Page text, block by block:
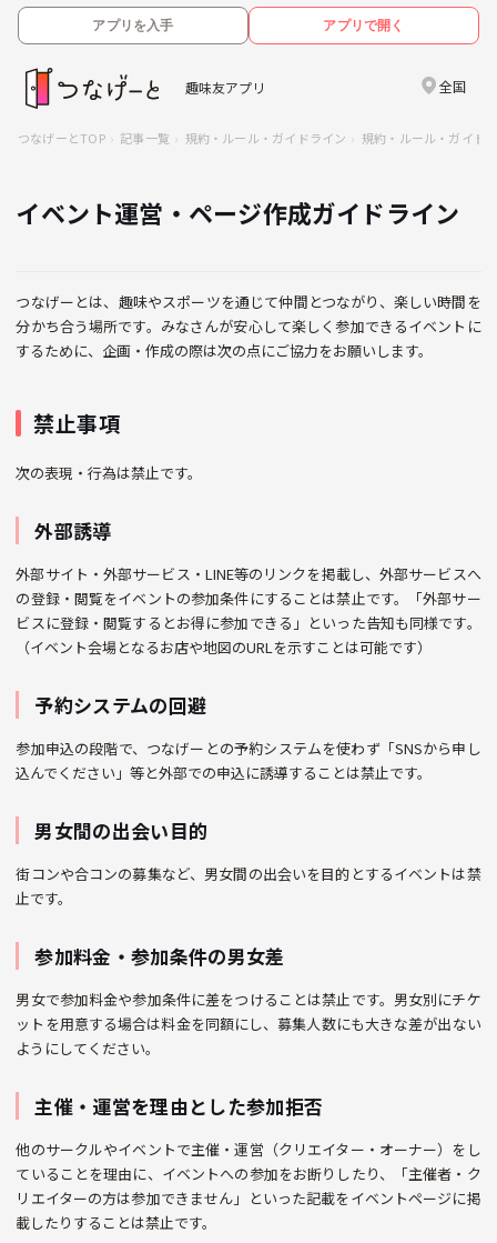
アプリを入手 アプリで開く
趣味友アプリ 全国
つなげーとTOP 記事一覧 規約・ルール・ガイドライン 規約・ルール・ガイド
イベント運営・ページ作成ガイドライン
つなげーとは、趣味やスポーツを通じて仲間とつながり、楽しい時間を
分かち合う場所です。みなさんが安心して楽しく参加できるイベントに
するために、企画・作成の際は次の点にご協力をお願いします。
禁止事項
次の表現・行為は禁止です。
外部誘導
外部サイト・外部サービス・LINE等のリンクを掲載し、外部サービスへ
の登録・閲覧をイベントの参加条件にすることは禁止です。「外部サー
ビスに登録・閲覧するとお得に参加できる」といった告知も同様です。
（イベント会場となるお店や地図のURLを示すことは可能です）
予約システムの回避
参加申込の段階で、つなげーとの予約システムを使わず「SNSから申し
込んでください」等と外部での申込に誘導することは禁止です。
男女間の出会い目的
街コンや合コンの募集など、男女間の出会いを目的とするイベントは禁
止です。
参加料金・参加条件の男女差
男女で参加料金や参加条件に差をつけることは禁止です。男女別にチケ
ットを用意する場合は料金を同額にし、募集人数にも大きな差が出ない
ようにしてください。
主催・運営を理由とした参加拒否
他のサークルやイベントで主催・運営（クリエイター・オーナー）をし
ていることを理由に、イベントへの参加をお断りしたり、「主催者・ク
リエイターの方は参加できません」といった記載をイベントページに掲
載したりすることは禁止です。